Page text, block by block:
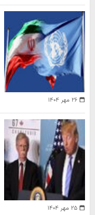
۲۶ مهر ۱۴۰۴
۲۵ مهر ۱۴۰۴